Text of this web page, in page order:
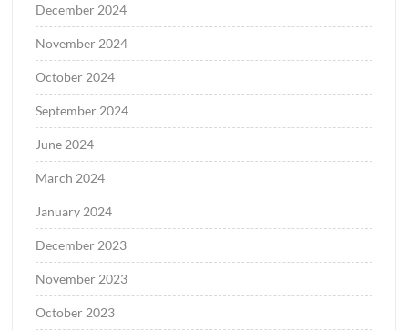
December 2024
November 2024
October 2024
September 2024
June 2024
March 2024
January 2024
December 2023
November 2023
October 2023